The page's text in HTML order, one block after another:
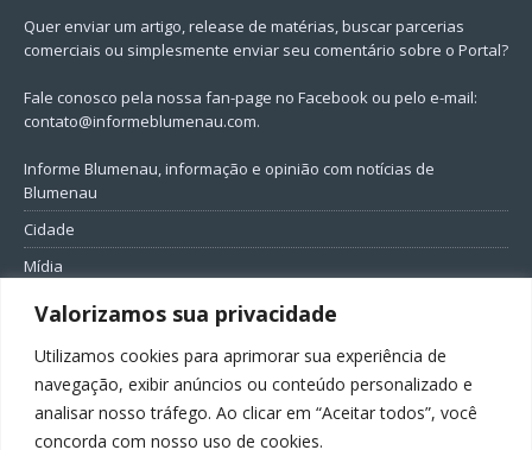
Valorizamos sua privacidade
Utilizamos cookies para aprimorar sua experiência de
navegação, exibir anúncios ou conteúdo personalizado e
analisar nosso tráfego. Ao clicar em “Aceitar todos”, você
concorda com nosso uso de cookies.
Quer enviar um artigo, release de matérias, buscar parcerias
comerciais ou simplesmente enviar seu comentário sobre o Portal?
Fale conosco pela nossa fan-page no Facebook ou pelo e-mail:
contato@informeblumenau.com.
Informe Blumenau, informação e opinião com notícias de
Blumenau
Cidade
Mídia
Entretenimento
Política
FIQUE CONECTADO